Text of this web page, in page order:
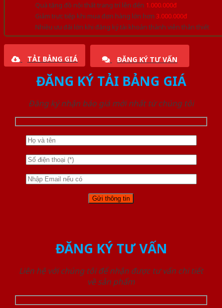
Quà tặng đồ nội thất trang trí lên đến 1.000.000đ
Giảm trực tiếp khi mua đơn hàng lớn hơn 3.000.000đ
Nhiều ưu đãi lớn khi đăng ký tài khoản thành viên thân thiết
TẢI BẢNG GIÁ ĐĂNG KÝ TƯ VẤN
ĐĂNG KÝ TẢI BẢNG GIÁ
Đăng ký nhận báo giá mới nhất từ chúng tôi
ĐĂNG KÝ TƯ VẤN
Liên hệ với chúng tôi để nhận được tư vấn chi tiết
về sản phẩm